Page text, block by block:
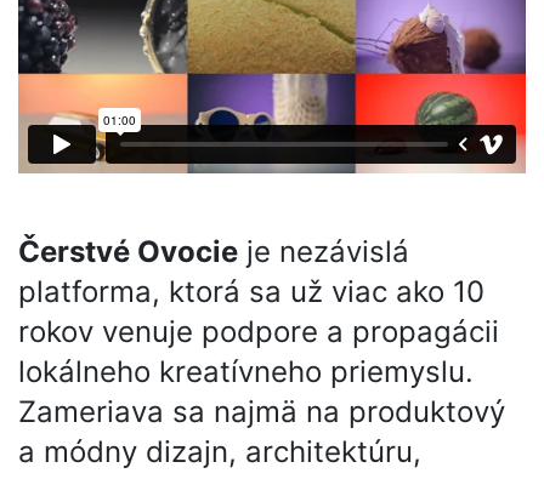
Čerstvé Ovocie je nezávislá
platforma, ktorá sa už viac ako 10
rokov venuje podpore a propagácii
lokálneho kreatívneho priemyslu.
Zameriava sa najmä na produktový
a módny dizajn, architektúru,